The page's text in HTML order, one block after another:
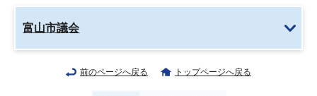
富山市議会
前のページへ戻る トップページへ戻る